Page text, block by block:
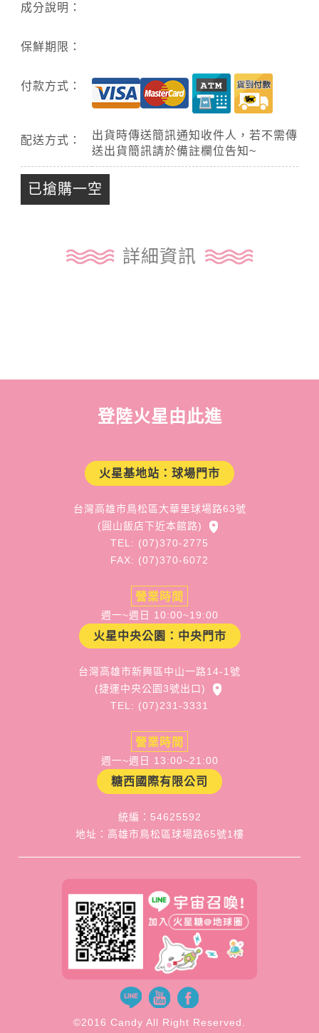
成分說明：
保鮮期限：
付款方式：
配送方式：
出貨時傳送簡訊通知收件人，若不需傳
送出貨簡訊請於備註欄位告知~
已搶購一空
詳細資訊
登陸火星由此進
火星基地站：球場門市
台灣高雄市鳥松區大華里球場路63號
(圓山飯店下近本館路)
TEL: (07)370-2775
FAX: (07)370-6072
營業時間
週一~週日 10:00~19:00
火星中央公園：中央門市
台灣高雄市新興區中山一路14-1號
(捷運中央公園3號出口)
TEL: (07)231-3331
營業時間
週一~週日 13:00~21:00
糖西國際有限公司
統編：54625592
地址：高雄市鳥松區球場路65號1樓
©2016 Candy All Right Reserved.